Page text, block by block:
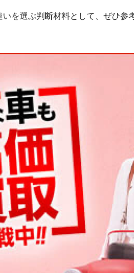
を選ぶ判断材料として、ぜひ参